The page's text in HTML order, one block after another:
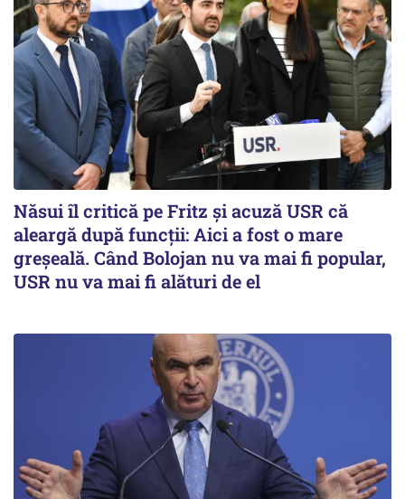
Năsui îl critică pe Fritz și acuză USR că
aleargă după funcții: Aici a fost o mare
greșeală. Când Bolojan nu va mai fi popular,
USR nu va mai fi alături de el